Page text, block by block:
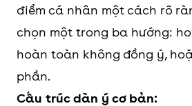
điểm cá nhân một cách rõ
chọn một trong ba hướng:
hoàn toàn không đồng ý,
phần.
Cấu trúc dàn ý cơ bản: